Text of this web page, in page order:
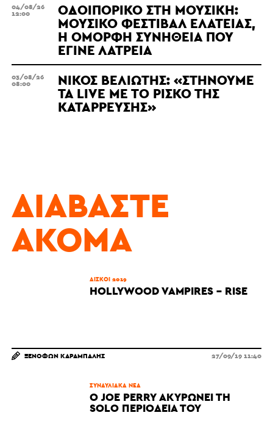
ΟΔΟΙΠΟΡΙΚΌ ΣΤΗ ΜΟΥΣΙΚΉ:
ΜΟΥΣΙΚΌ ΦΕΣΤΙΒΆΛ ΕΛΆΤΕΙΑΣ,
Η ΌΜΟΡΦΗ ΣΥΝΉΘΕΙΑ ΠΟΥ
ΈΓΙΝΕ ΛΑΤΡΕΊΑ
04/08/26
12:00
ΝΊΚΟΣ ΒΕΛΙΏΤΗΣ: «ΣΤΉΝΟΥΜΕ
ΤΑ LIVE ΜΕ ΤΟ ΡΊΣΚΟ ΤΗΣ
ΚΑΤΆΡΡΕΥΣΗΣ»
03/08/26
08:00
ΔΙΑΒΆΣΤΕ
ΑΚΌΜΑ
ΔΊΣΚΟΙ 2019
HOLLYWOOD VAMPIRES - RISE
ΞΕΝΟΦΏΝ ΚΑΡΆΜΠΑΛΗΣ 27/09/19 11:40
ΣΥΝΑΥΛΙΑΚΆ ΝΈΑ
Ο JOE PERRY ΑΚΥΡΏΝΕΙ ΤΗ
SOLO ΠΕΡΙΟΔΕΊΑ ΤΟΥ